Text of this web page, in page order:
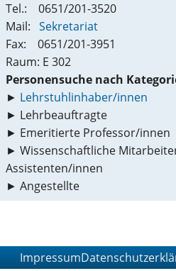
Tel.: 0651/201-3520
Mail: Sekretariat
Fax: 0651/201-3951
Raum: E 302
Personensuche nach
► Lehrstuhlinhaber/innen
► Lehrbeauftragte
► Emeritierte Professor/innen
► Wissenschaftliche
Assistenten/innen
► Angestellte
Impressum